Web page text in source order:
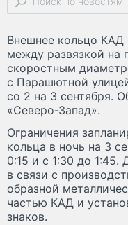
Внешнее кольцо КАД
между развязкой на
скоростным
с Парашютной
со 2 на 3 сентября.
«Северо-Запад».
Ограничения
кольца в ночь на 3
0:15 и с 1:30 до 1:45.
в связи с
образной
частью КАД и
знаков.